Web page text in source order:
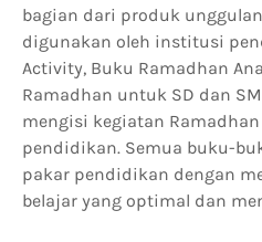
bagian dari produk
digunakan oleh institusi
Activity, Buku Ramadhan
Ramadhan untuk SD dan
mengisi kegiatan
pendidikan. Semua buku-
pakar pendidikan dengan
belajar yang optimal dan